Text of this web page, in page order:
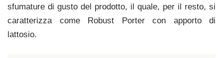
sfumature di gusto del prodotto, il quale, per il resto, si
caratterizza come Robust Porter con apporto di
lattosio.